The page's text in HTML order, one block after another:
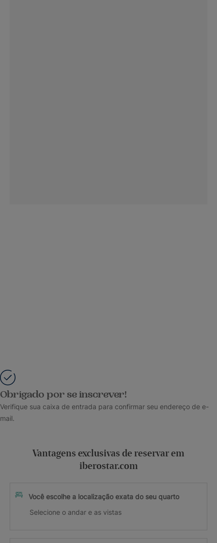
Obrigado por se inscrever!
Verifique sua caixa de entrada para confirmar seu endereço de e-
mail.
Vantagens exclusivas de reservar em
iberostar.com
Você escolhe a localização exata do seu quarto
Selecione o andar e as vistas